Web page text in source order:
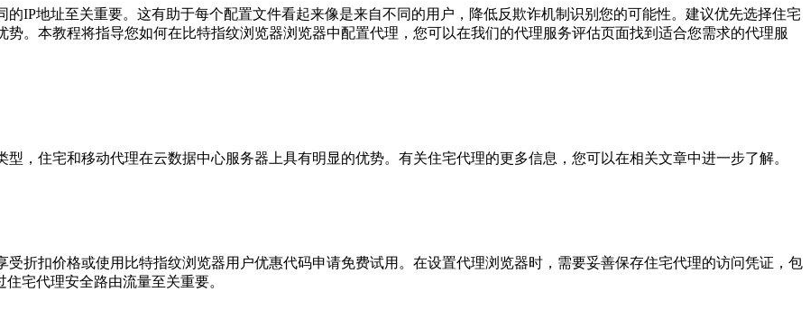
地址至关重要。这有助于每个配置文件看起来像是来自不同的用户，降低反欺诈机制识别您的可能性。建议优先选择住宅
。本教程将指导您如何在比特指纹浏览器浏览器中配置代理，您可以在我们的代理服务评估页面找到适合您需求的代理服
住宅和移动代理在云数据中心服务器上具有明显的优势。有关住宅代理的更多信息，您可以在相关文章中进一步了解。
扣价格或使用比特指纹浏览器用户优惠代码申请免费试用。在设置代理浏览器时，需要妥善保存住宅代理的访问凭证，包
宅代理安全路由流量至关重要。